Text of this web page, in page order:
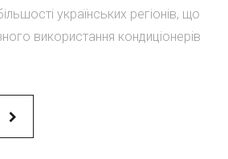
українських регіонів, що
використання кондиціонерів